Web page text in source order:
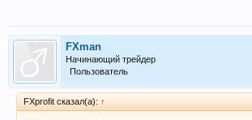
FXman
Начинающий трейдер
Пользователь
FXprofit сказал(а): ↑